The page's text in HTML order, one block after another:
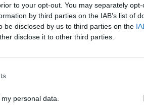
to your opt-out. You may separately
by third parties on the IAB’s list of
be disclosed by us to third parties on the
disclose it to other third parties.
personal data.
una volta
dove, insieme a
come
Victoria
Gazzoli,
raccontato come i
assistendo ad un